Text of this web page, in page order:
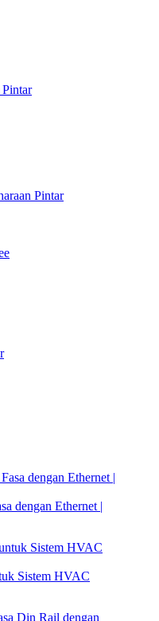
Pintar
dengan Ethernet |
Sistem HVAC